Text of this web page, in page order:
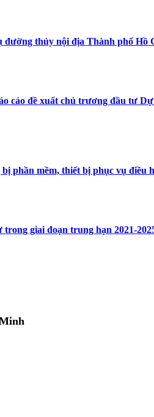
đường thủy nội địa Thành phố Hồ
cáo đề xuất chủ trương đầu tư
phần mềm, thiết bị phục vụ
giai đoạn trung hạn 2021-